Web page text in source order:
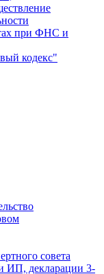
при ФНС и
кодекс"
совета
ИП, декларации 3-